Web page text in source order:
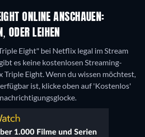
ONLINE ANSCHAUEN:
ODER LEIHEN
Eight" bei Netflix legal im Stream
es keine kostenlosen Streaming-
Triple Eight. Wenn du wissen möchtest,
ist, klicke oben auf 'Kostenlos'